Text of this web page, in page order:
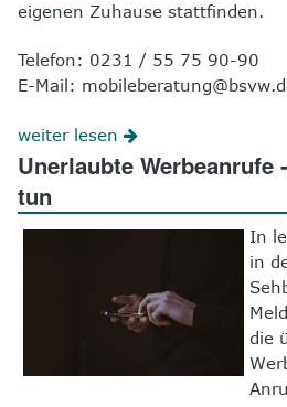
eigenen Zuhause stattfinden.
Telefon: 0231 / 55 75 90-90
E-Mail:
weiter lesen
Unerlaubte Werbeanrufe
tun
In
in
die